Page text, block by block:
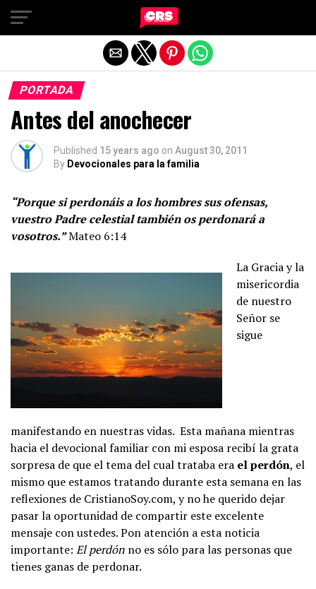
PORTADA
Antes del anochecer
Published 15 years ago on August 30, 2011
By Devocionales para la familia
“Porque si perdonáis a los hombres sus ofensas,
vuestro Padre celestial también os perdonará a
vosotros.”Mateo 6:14
La Gracia y la
misericordia
de nuestro
Señor se
sigue
manifestando en nuestras vidas. Esta mañana mientras
hacia el devocional familiar con mi esposa recibí la grata
sorpresa de que el tema del cual trataba era el perdón, el
mismo que estamos tratando durante esta semana en las
reflexiones de CristianoSoy.com, y no he querido dejar
pasar la oportunidad de compartir este excelente
mensaje con ustedes. Pon atención a esta noticia
importante: El perdón no es sólo para las personas que
tienes ganas de perdonar.
Exit mobile version